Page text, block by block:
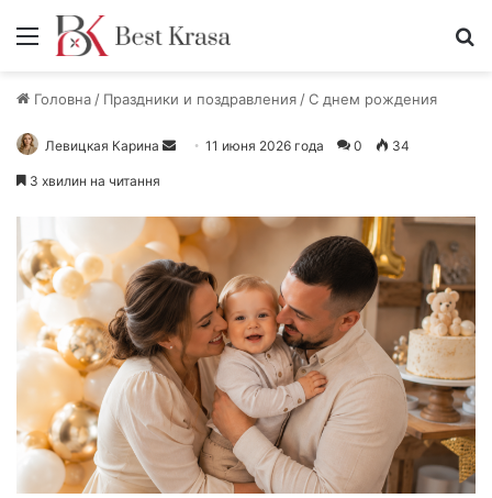
Меню
Головна / Праздники и поздравления /С днем рождения
Левицкая Карина
р
а
в
т
ь
п
м
11 июня 2026 года 0 34
3 хвилин на читання